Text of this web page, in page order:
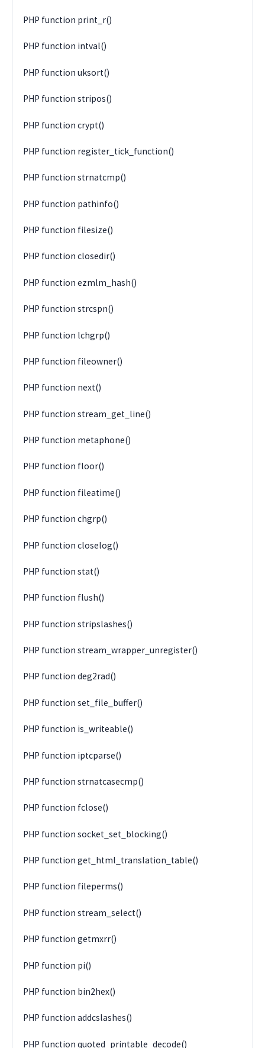
PHP function print_r()
PHP function intval()
PHP function uksort()
PHP function stripos()
PHP function crypt()
PHP function register_tick_function()
PHP function strnatcmp()
PHP function pathinfo()
PHP function filesize()
PHP function closedir()
PHP function ezmlm_hash()
PHP function strcspn()
PHP function lchgrp()
PHP function fileowner()
PHP function next()
PHP function stream_get_line()
PHP function metaphone()
PHP function floor()
PHP function fileatime()
PHP function chgrp()
PHP function closelog()
PHP function stat()
PHP function flush()
PHP function stripslashes()
PHP function stream_wrapper_unregister()
PHP function deg2rad()
PHP function set_file_buffer()
PHP function is_writeable()
PHP function iptcparse()
PHP function strnatcasecmp()
PHP function fclose()
PHP function socket_set_blocking()
PHP function get_html_translation_table()
PHP function fileperms()
PHP function stream_select()
PHP function getmxrr()
PHP function pi()
PHP function bin2hex()
PHP function addcslashes()
PHP function quoted_printable_decode()